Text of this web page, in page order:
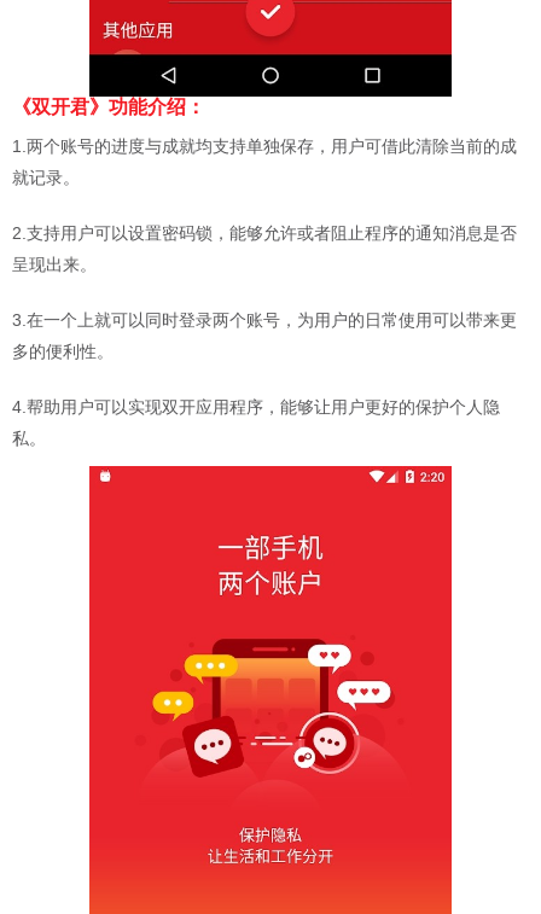
《双开君》功能介绍：
1.两个账号的进度与成就均支持单独保存，用户可借此清除当前的成
就记录。
2.支持用户可以设置密码锁，能够允许或者阻止程序的通知消息是否
呈现出来。
3.在一个上就可以同时登录两个账号，为用户的日常使用可以带来更
多的便利性。
4.帮助用户可以实现双开应用程序，能够让用户更好的保护个人隐
私。